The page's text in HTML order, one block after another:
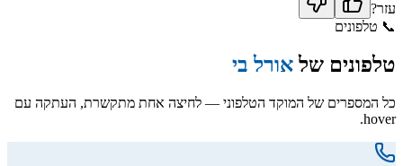
עזר?
📞 טלפונים
טלפונים של אורל בי
כל המספרים של המוקד הטלפוני — לחיצה אחת מתקשרת, העתקה עם
hover.